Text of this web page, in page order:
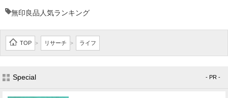
無印良品人気ランキング
TOP > リサーチ > ライフ
Special - PR -